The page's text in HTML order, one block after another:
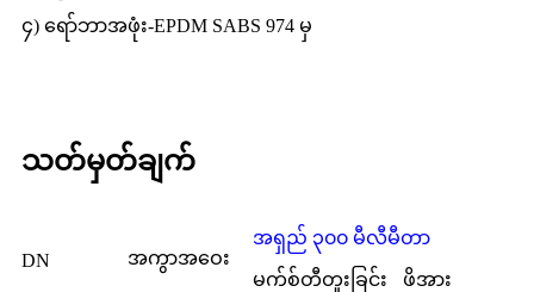
၄) ရော်ဘာအဖုံး-EPDM SABS 974 မှ
သတ်မှတ်ချက်
DN အကွာအဝေး
အရှည် ၃၀၀ မီလီမီတာ
မက်စ်တီတူးခြင်း ဖိအား